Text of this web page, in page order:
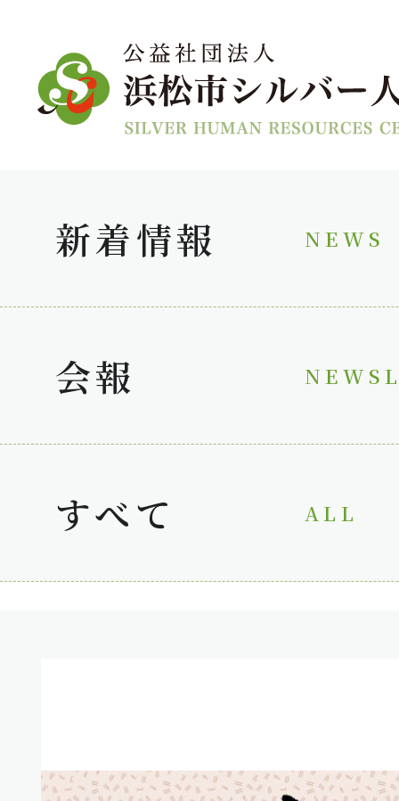
新着情報 NEWS
会報
すべて ALL